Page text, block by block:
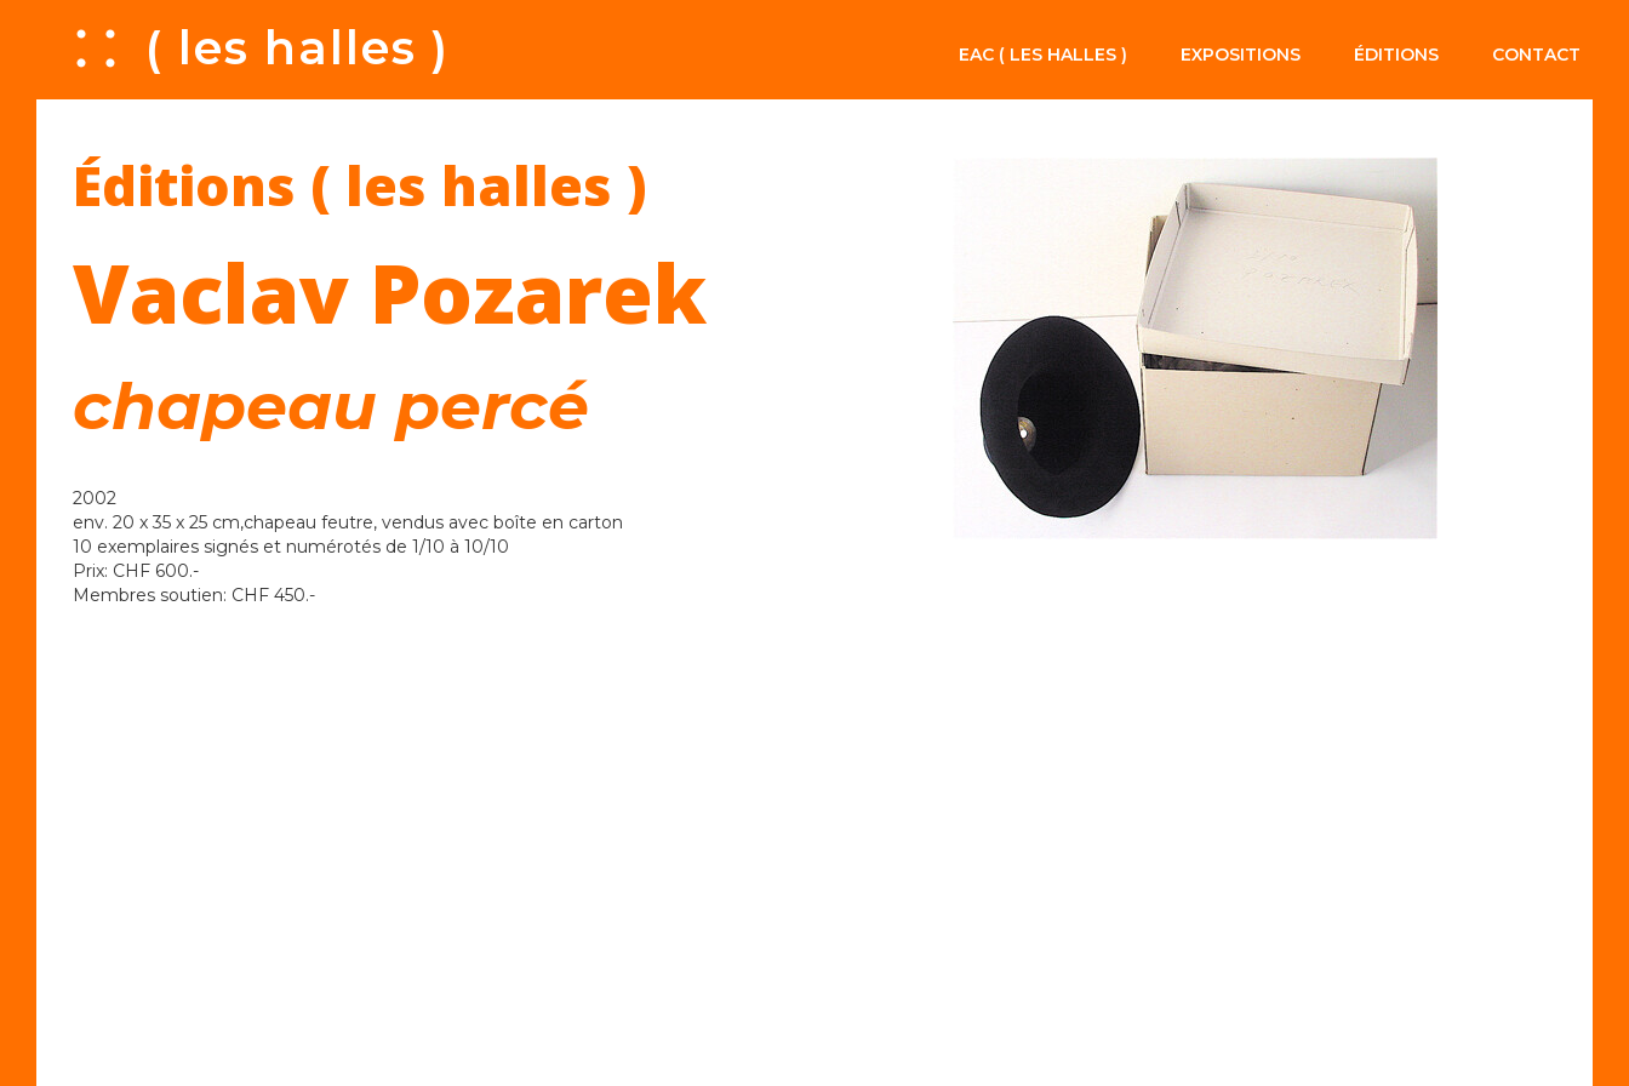
A ( les halles ) EAC ( LES HALLES ) EXPOSITIONS ÉDITIONS CONTACT
Éditions ( les halles )
Vaclav Pozarek
chapeau percé
2002
env. 20 x 35 x 25 cm,chapeau feutre, vendus avec boîte en carton
10 exemplaires signés et numérotés de 1/10 à 10/10
Prix: CHF 600.-
Membres soutien: CHF 450.-